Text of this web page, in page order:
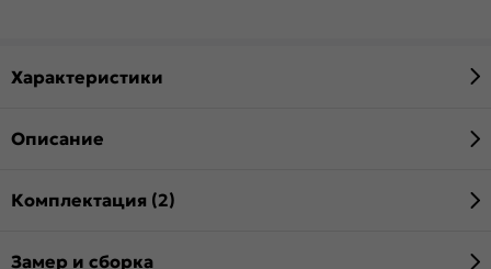
Характеристики
Описание
Комплектация (2)
Замер и сборка